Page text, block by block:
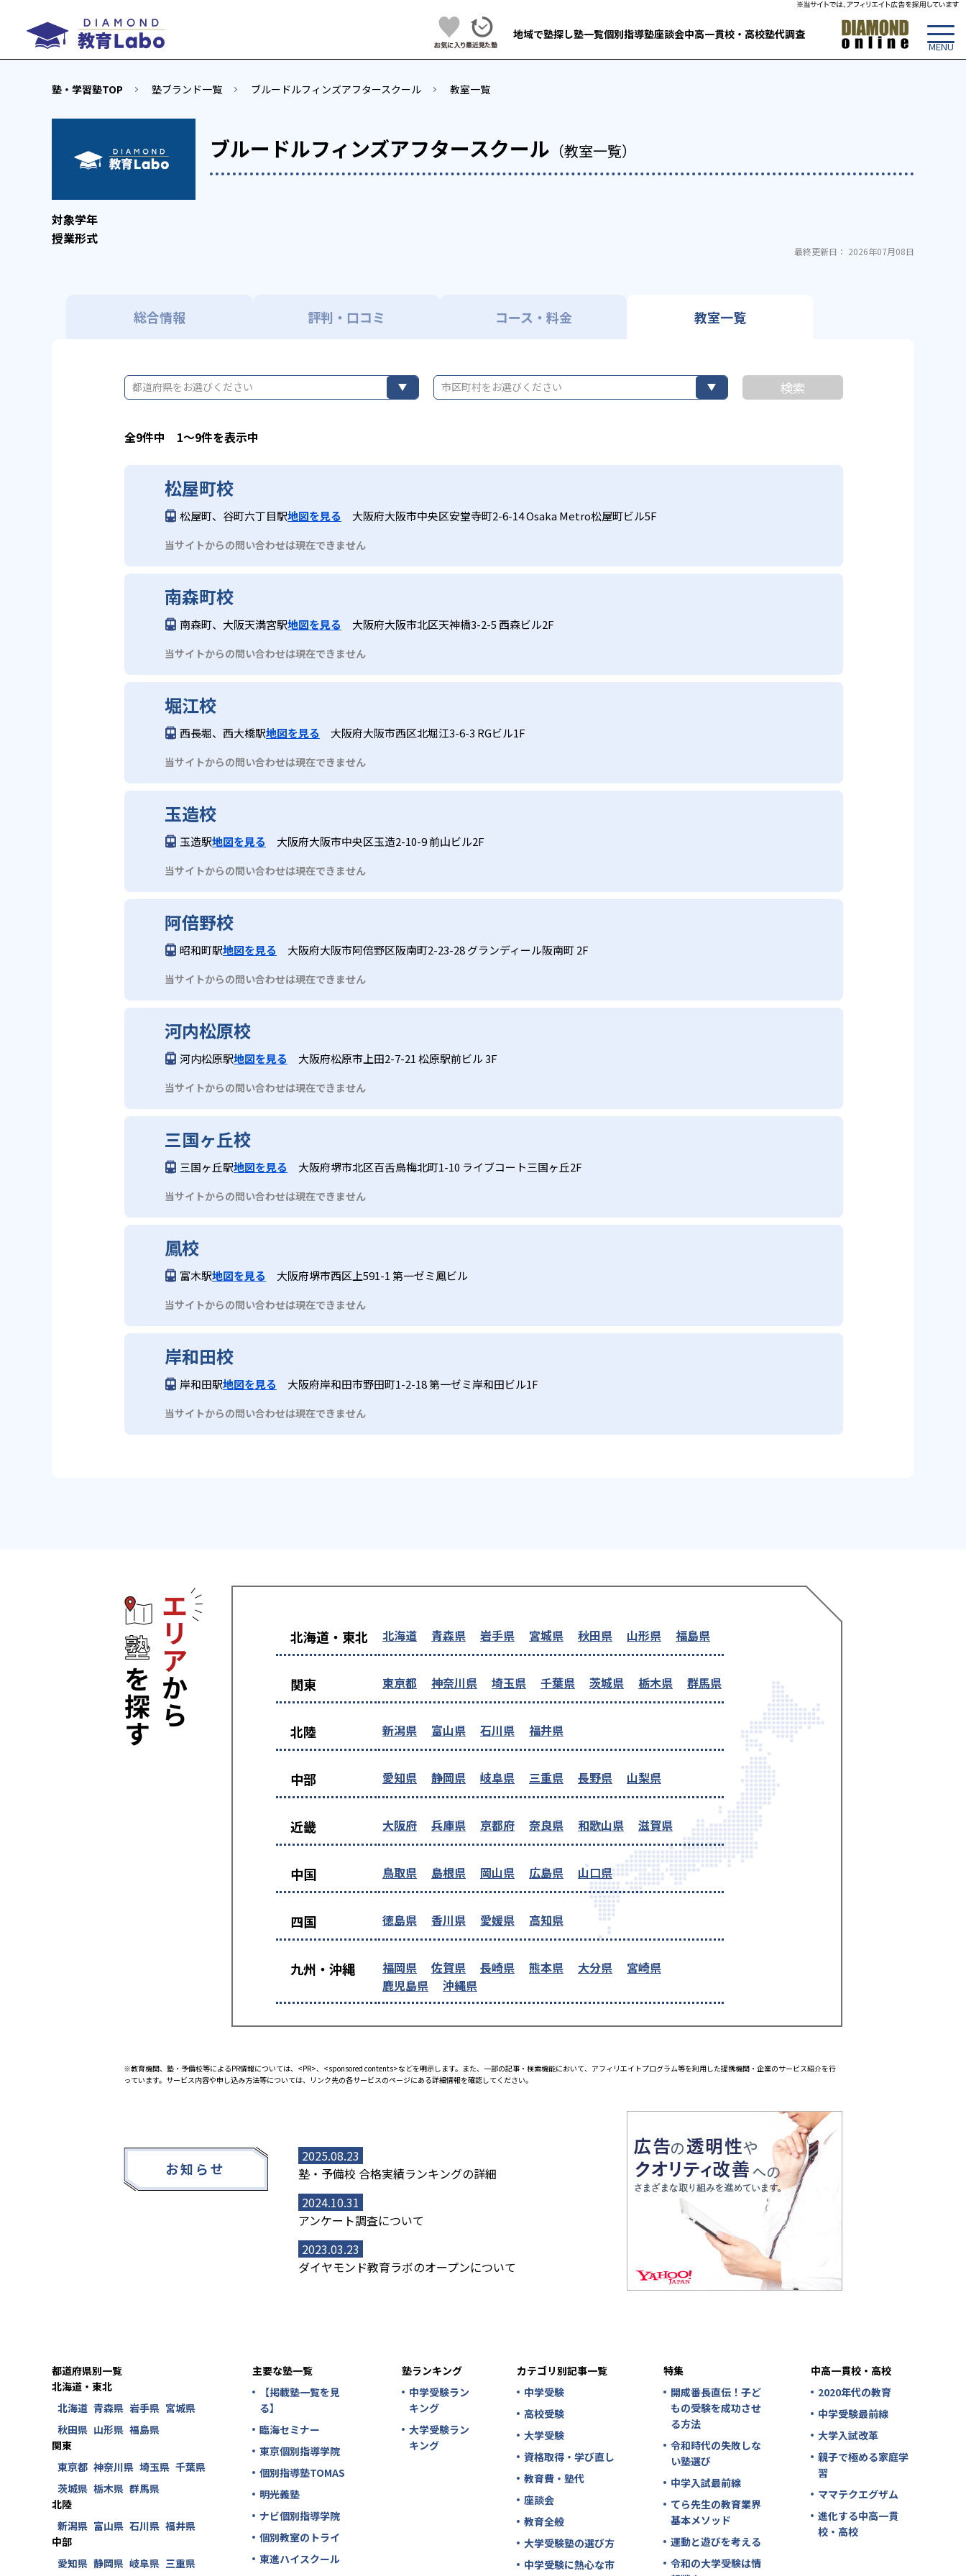
地域で塾探し塾一覧個別指導塾座談会中高一貫校・高校塾代調査
塾・学習塾TOP 塾ブランド一覧 ブルードルフィンズアフタースクール 教室一覧
ブルードルフィンズアフタースクール （教室一覧）
最終更新日： 2026年07月08日
総合情報 評判・口コミ コース・料金 教室一覧
都道府県をお選びください 市区町村をお選びください 検索
全9件中 1〜9件を表示中
松屋町校
松屋町、谷町六丁目駅地図を見る 大阪府大阪市中央区安堂寺町2-6-14 Osaka Metro松屋町ビル5F
当サイトからの問い合わせは現在できません
南森町校
南森町、大阪天満宮駅地図を見る 大阪府大阪市北区天神橋3-2-5 西森ビル2F
当サイトからの問い合わせは現在できません
堀江校
西長堀、西大橋駅地図を見る 大阪府大阪市西区北堀江3-6-3 RGビル1F
当サイトからの問い合わせは現在できません
玉造校
玉造駅地図を見る 大阪府大阪市中央区玉造2-10-9 前山ビル2F
当サイトからの問い合わせは現在できません
阿倍野校
昭和町駅地図を見る 大阪府大阪市阿倍野区阪南町2-23-28 グランディール阪南町 2F
当サイトからの問い合わせは現在できません
河内松原校
河内松原駅地図を見る 大阪府松原市上田2-7-21 松原駅前ビル 3F
当サイトからの問い合わせは現在できません
三国ヶ丘校
三国ヶ丘駅地図を見る 大阪府堺市北区百舌鳥梅北町1-10 ライブコート三国ヶ丘2F
当サイトからの問い合わせは現在できません
鳳校
富木駅地図を見る 大阪府堺市西区上591-1 第一ゼミ鳳ビル
当サイトからの問い合わせは現在できません
岸和田校
岸和田駅地図を見る 大阪府岸和田市野田町1-2-18 第一ゼミ岸和田ビル1F
当サイトからの問い合わせは現在できません
北海道・東北 北海道 青森県 岩手県 宮城県 秋田県 山形県 福島県
関東 東京都 神奈川県 埼玉県 千葉県 茨城県 栃木県 群馬県
北陸 新潟県 富山県 石川県 福井県
中部 愛知県 静岡県 岐阜県 三重県 長野県 山梨県
近畿 大阪府 兵庫県 京都府 奈良県 和歌山県 滋賀県
中国 鳥取県 島根県 岡山県 広島県 山口県
四国 徳島県 香川県 愛媛県 高知県
九州・沖縄 福岡県 佐賀県 長崎県 熊本県 大分県
宮崎県
鹿児島県
沖縄県
※教育機関、塾・予備校等によるPR情報については、<PR>、<sponsored contents>などを明示します。また、一部の記事・検索機能において、アフィリエイトプログラム等を利用した提携機関・企業のサービス紹介を行
っています。サービス内容や申し込み方法等については、リンク先の各サービスのページにある詳細情報を確認してください。
お知らせ
2025.08.23
塾・予備校 合格実績ランキングの詳細
2024.10.31
アンケート調査について
2023.03.23
ダイヤモンド教育ラボのオープンについて
都道府県別一覧
北海道・東北
北海道 青森県 岩手県 宮城県
秋田県 山形県 福島県
関東
東京都 神奈川県 埼玉県 千葉県
茨城県 栃木県 群馬県
北陸
新潟県 富山県 石川県 福井県
中部
愛知県 静岡県 岐阜県 三重県
主要な塾一覧
【掲載塾一覧を見
る】
臨海セミナー
東京個別指導学院
個別指導塾TOMAS
明光義塾
ナビ個別指導学院
個別教室のトライ
東進ハイスクール
塾ランキング
中学受験ラン
キング
大学受験ラン
キング
カテゴリ別記事一覧
中学受験
高校受験
大学受験
資格取得・学び直し
教育費・塾代
座談会
教育全般
大学受験塾の選び方
中学受験に熱心な市
特集
開成番長直伝！子ど
もの受験を成功させ
る方法
令和時代の失敗しな
い塾選び
中学入試最前線
てら先生の教育業界
基本メソッド
運動と遊びを考える
令和の大学受験は情
中高一貫校・高校
2020年代の教育
中学受験最前線
大学入試改革
親子で極める家庭学
習
ママテクエグザム
進化する中高一貫
校・高校